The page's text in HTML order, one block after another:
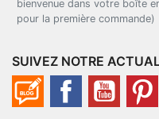
bienvenue dans votre boîte
pour la première commande)
SUIVEZ NOTRE